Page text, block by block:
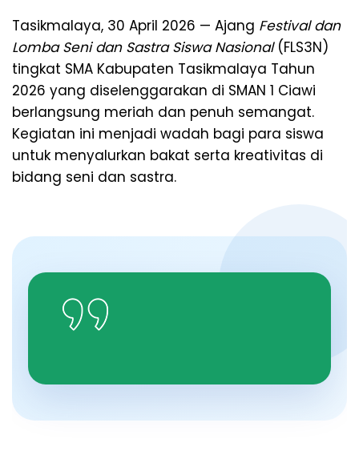
A
L
O
N
A
N
Tasikmalaya, 30 April 2026 — Ajang Festival dan
Lomba Seni dan Sastra Siswa Nasional(FLS3N)
tingkat SMA Kabupaten Tasikmalaya Tahun
2026 yang diselenggarakan di SMAN 1 Ciawi
berlangsung meriah dan penuh semangat.
Kegiatan ini menjadi wadah bagi para siswa
untuk menyalurkan bakat serta kreativitas di
bidang seni dan sastra.